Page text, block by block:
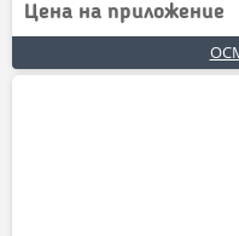
Цена на приложение